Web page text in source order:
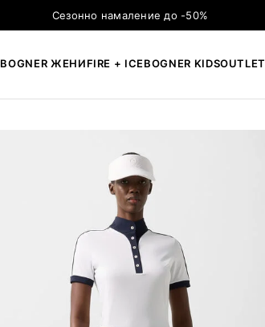
Сезонно намаление до -50%
BOGNER ЖЕНИFIRE + ICEBOGNER KIDSOUTLET